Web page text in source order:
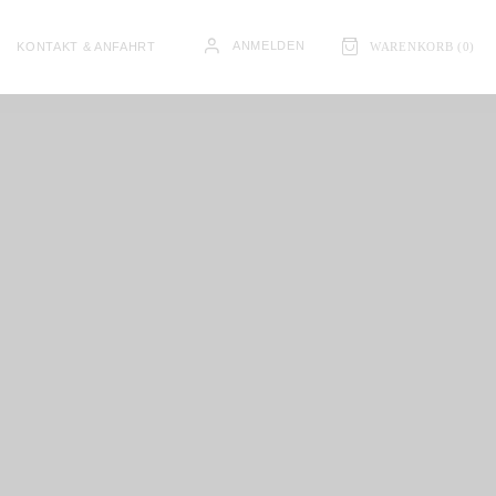
KONTAKT & ANFAHRT ANMELDEN WARENKORB ( 0)